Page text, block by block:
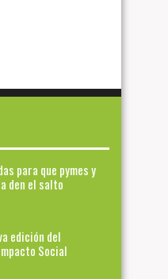
para que pymes y
den el salto
edición del
Social